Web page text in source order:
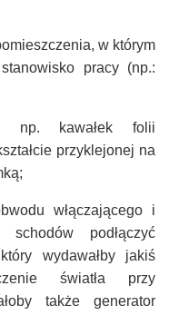
w którym
pracy (np.:
np. kawałek folii
przyklejonej na
włączającego i
schodów podłączyć
wydawałby jakiś
światła przy
także generator